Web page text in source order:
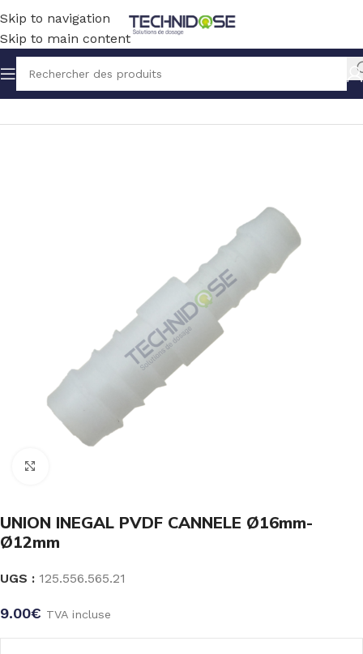
Skip to navigation
Skip to main content
Accueil TUYAUX ET RACCORDS RACCORDS PVDF
UNION INEGAL PVDF CANNELE Ø16mm-
Ø12mm
UGS : 125.556.565.21
9.00€ TVA incluse